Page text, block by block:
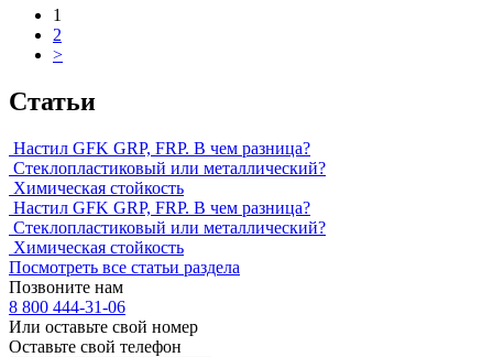
1
2
>
Статьи
Настил GFK GRP, FRP. В чем разница?
Стеклопластиковый или металлический?
Химическая стойкость
Настил GFK GRP, FRP. В чем разница?
Стеклопластиковый или металлический?
Химическая стойкость
Посмотреть все статьи раздела
Позвоните нам
8 800 444-31-06
Или оставьте свой номер
Оставьте свой телефон